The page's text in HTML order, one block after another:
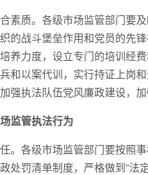
素质。各级市场监管部门要
的战斗堡垒作用和党员的先
养力度，设立专门的培训经
和以案代训，实行持证上岗
强执法队伍党风廉政建设，
监管执法行为
。各级市场监管部门要按照
处罚清单制度，严格做到“法